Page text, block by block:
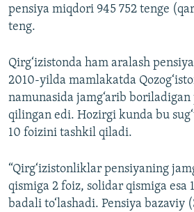
pensiya miqdori 945 752 tenge
teng.
Qirg‘izistonda ham aralash
2010-yilda mamlakatda
namunasida jamg‘arib
qilingan edi. Hozirgi kunda bu
10 foizini tashkil qiladi.
“Qirg‘izistonliklar pensiyaning
qismiga 2 foiz, solidar qismiga esa
badali to‘lashadi. Pensiya bazaviy